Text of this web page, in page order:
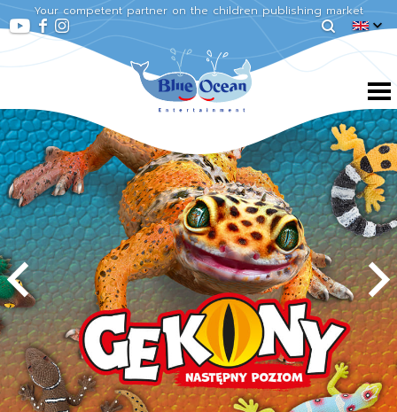
Your competent partner on the children publishing market